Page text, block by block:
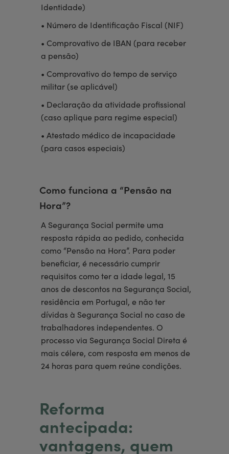
Identidade)
• Número de Identificação Fiscal (NIF)
• Comprovativo de IBAN (para receber
a pensão)
• Comprovativo do tempo de serviço
militar (se aplicável)
• Declaração da atividade profissional
(caso aplique para regime especial)
• Atestado médico de incapacidade
(para casos especiais)
Como funciona a “Pensão na
Hora”?
A Segurança Social permite uma
resposta rápida ao pedido, conhecida
como “Pensão na Hora”. Para poder
beneficiar, é necessário cumprir
requisitos como ter a idade legal, 15
anos de descontos na Segurança Social,
residência em Portugal, e não ter
dívidas à Segurança Social no caso de
trabalhadores independentes. O
processo via Segurança Social Direta é
mais célere, com resposta em menos de
24 horas para quem reúne condições.
Reforma
antecipada:
vantagens, quem